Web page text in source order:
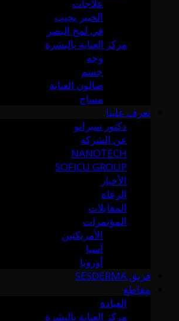
علاجات
الخبير يجيب
في لمح البصر
مركز العناية بالبشرة
وجه
جسم
صالون العناية
مساج
تعرف علينا
دكتور سيرانو
عن الشركة
NANOTECH
SOFICU GROUP
الأخبار
الرعاة
المقابلات
المؤتمرات
الأمريكتين
آسيا
أوروبا
فريق SESDERMA
مقاطع
العيادة
مركز العناية بالبشرة